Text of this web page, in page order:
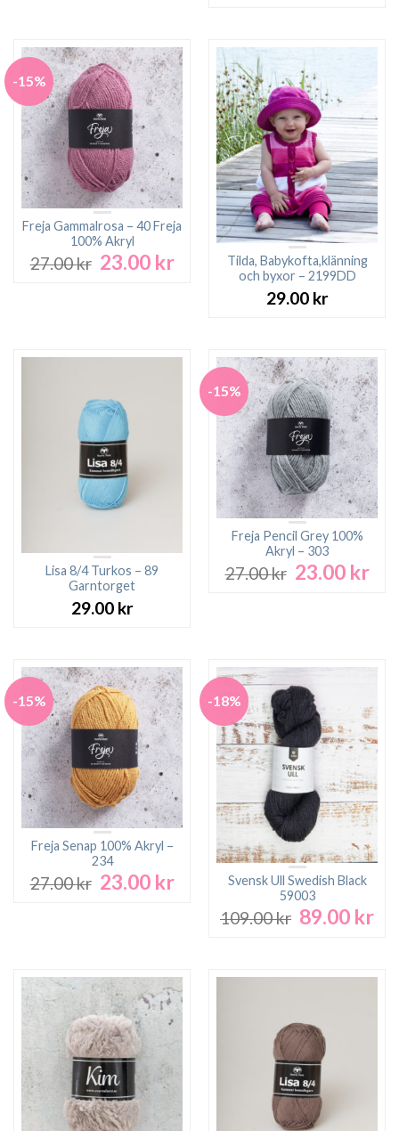
-15%
Freja Gammalrosa – 40 Freja
100% Akryl
27.00kr Det
23.00 krDet
nuvarande
Tilda, Babykofta,klänning
och byxor – 2199DD
29.00 kr
Lisa 8/4 Turkos – 89
Garntorget
29.00 kr
-15%
Freja Pencil Grey 100%
Akryl – 303
27.00kr Det
23.00 krDet
-15%
Freja Senap 100% Akryl –
234
27.00kr Det
23.00 krDet
-18%
Svensk Ull Swedish Black
59003
109.00kr Det
109.00 kr.
89.00 kr